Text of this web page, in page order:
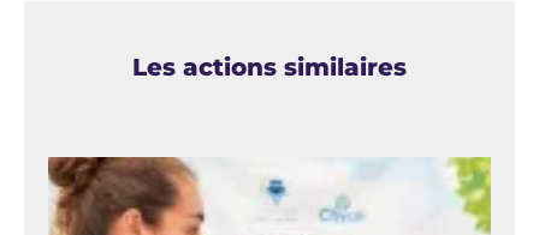
Les actions similaires